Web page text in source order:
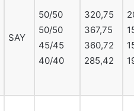
SAY
50/50
50/50
45/45
40/40
320,75
367,75
360,72
285,42